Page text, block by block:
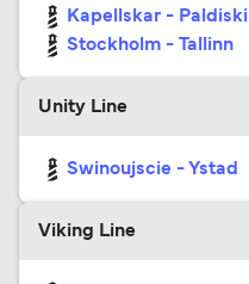
Kapellskar - Paldiski
Stockholm - Tallinn
Unity Line
Swinoujscie - Ystad
Viking Line